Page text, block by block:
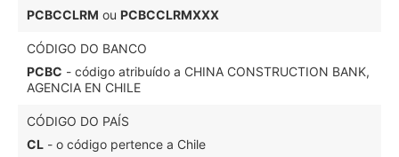
PCBCCLRM ou PCBCCLRMXXX
CÓDIGO DO BANCO
PCBC - código atribuído a CHINA CONSTRUCTION BANK,
AGENCIA EN CHILE
CÓDIGO DO PAÍS
CL - o código pertence a Chile